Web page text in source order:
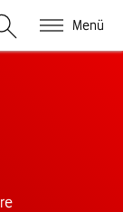
Menü
Suche öffnen